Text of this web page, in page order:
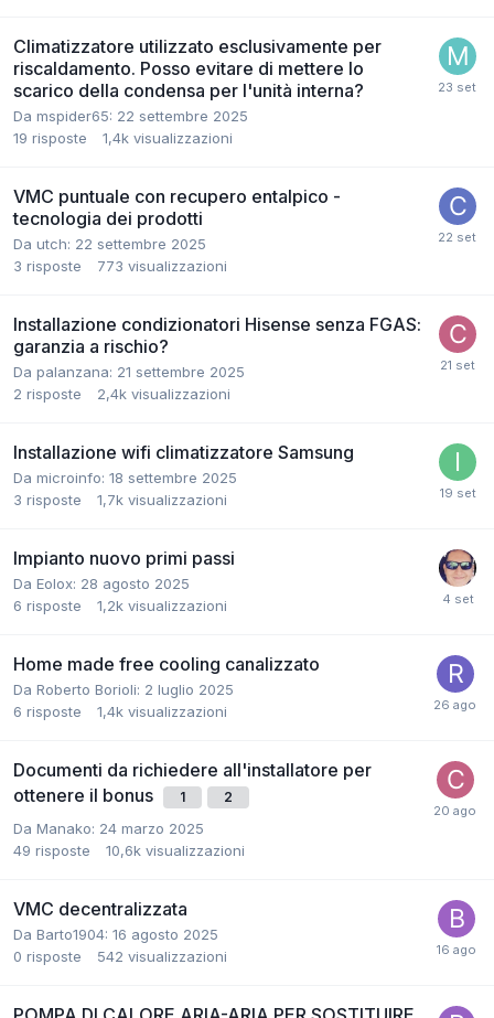
Climatizzatore utilizzato esclusivamente per
riscaldamento. Posso evitare di mettere lo
scarico della condensa per l'unità interna?
Da mspider65: 22 settembre 2025
19 risposte 1,4k visualizzazioni
VMC puntuale con recupero entalpico -
tecnologia dei prodotti
Da utch: 22 settembre 2025
3 risposte 773 visualizzazioni
Installazione condizionatori Hisense senza FGAS:
garanzia a rischio?
Da palanzana: 21 settembre 2025
2 risposte 2,4k visualizzazioni
Installazione wifi climatizzatore Samsung
Da microinfo: 18 settembre 2025
3 risposte 1,7k visualizzazioni
Impianto nuovo primi passi
Da Eolox: 28 agosto 2025
6 risposte 1,2k visualizzazioni
Home made free cooling canalizzato
Da Roberto Borioli: 2 luglio 2025
6 risposte 1,4k visualizzazioni
Documenti da richiedere all'installatore per
ottenere il bonus
1 2
Da Manako: 24 marzo 2025
49 risposte 10,6k visualizzazioni
VMC decentralizzata
Da Barto1904: 16 agosto 2025
0 risposte 542 visualizzazioni